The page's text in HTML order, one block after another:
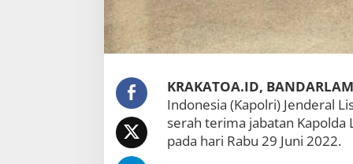
L
a
m
n
g
KRAKATOA.ID,
Indonesia (Kapolri) Jenderal
serah terima jabatan Kapolda
pada hari Rabu 29 Juni 2022.